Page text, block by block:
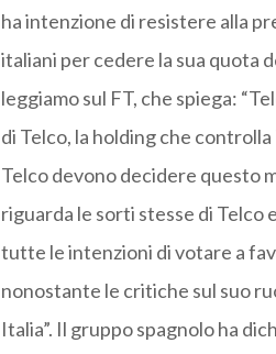
ha intenzione di resistere alla
italiani per cedere la sua quota
leggiamo sul FT, che spiega:
di Telco, la holding che
Telco devono decidere questo
riguarda le sorti stesse di Telco
tutte le intenzioni di votare a
nonostante le critiche sul suo
Italia”. Il gruppo spagnolo ha